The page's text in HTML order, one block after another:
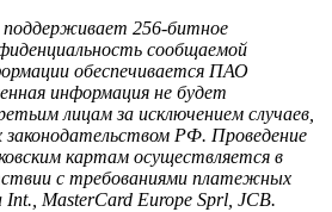
256-битное
сообщаемой
обеспечивается ПАО
информация не будет
лицам за исключением случаев,
законодательством РФ. Проведение
картам осуществляется в
с требованиями платежных
MasterCard Europe Sprl, JCB.